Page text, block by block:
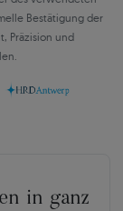
Bestätigung der
Präzision und
in ganz